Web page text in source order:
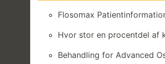
Flosomax
Hvor stor en procentdel af
Behandling for Advanced